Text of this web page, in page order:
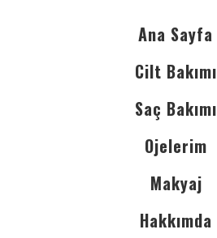
Ana Sayfa
Cilt Bakımı
Saç Bakımı
Ojelerim
Makyaj
Hakkımda